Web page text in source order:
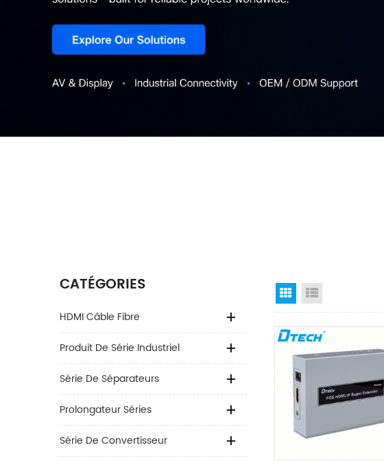
CATÉGORIES
HDMI Câble Fibre
Produit De Série Industriel
Série De Séparateurs
Prolongateur Séries
Série De Convertisseur
Grid View